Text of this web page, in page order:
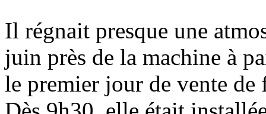
Il régnait presque une
juin près de la machine à
le premier jour de vente